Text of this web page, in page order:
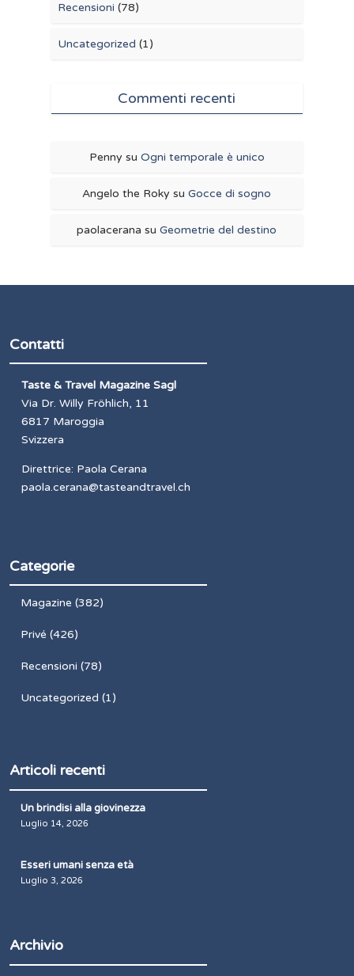
Recensioni (78)
Uncategorized (1)
Commenti recenti
Penny su Ogni temporale è unico
Angelo the Roky suGocce di sogno
paolacerana suGeometrie del destino
Contatti
Taste & Travel Magazine Sagl
Via Dr. Willy Fröhlich, 11
6817 Maroggia
Svizzera
Direttrice: Paola Cerana
paola.cerana@tasteandtravel.ch
Categorie
Magazine (382)
Privé (426)
Recensioni (78)
Uncategorized (1)
Articoli recenti
Un brindisi alla giovinezza
Luglio 14, 2026
Esseri umani senza età
Luglio 3, 2026
Archivio